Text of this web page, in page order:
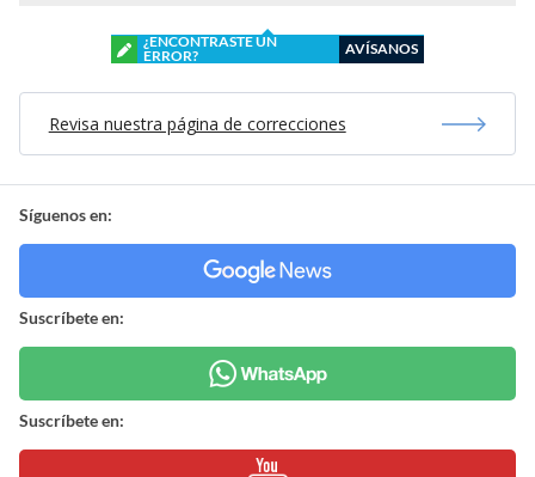
¿ENCONTRASTE UN
ERROR?
AVÍSANOS
Revisa nuestra página de correcciones
Síguenos en:
Suscríbete en:
Suscríbete en: